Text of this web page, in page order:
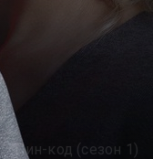
Пин-код (сезон 1)